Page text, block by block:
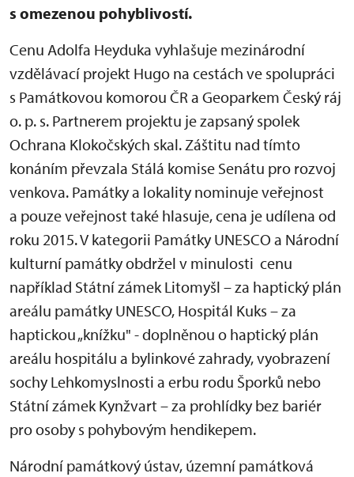
s omezenou pohyblivostí.
Cenu Adolfa Heyduka vyhlašuje mezinárodní
vzdělávací projekt Hugo na cestách ve spolupráci
s Památkovou komorou ČR a Geoparkem Český ráj
o. p. s. Partnerem projektu je zapsaný spolek
Ochrana Klokočských skal. Záštitu nad tímto
konáním převzala Stálá komise Senátu pro rozvoj
venkova. Památky a lokality nominuje veřejnost
a pouze veřejnost také hlasuje, cena je udílena od
roku 2015. V kategorii Památky UNESCO a Národní
kulturní památky obdržel v minulosti cenu
například Státní zámek Litomyšl – za haptický plán
areálu památky UNESCO, Hospitál Kuks – za
haptickou „knížku" - doplněnou o haptický plán
areálu hospitálu a bylinkové zahrady, vyobrazení
sochy Lehkomyslnosti a erbu rodu Šporků nebo
Státní zámek Kynžvart – za prohlídky bez bariér
pro osoby s pohybovým hendikepem.
Národní památkový ústav, územní památková